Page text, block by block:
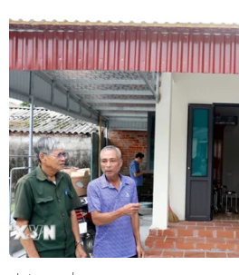
cho trẻ em tham gia
03/06/2024 02:23
Dự thảo Luật Trật tự an toàn
chỉnh lý nhiều quy định về thiết bị
tham gia giao thông và sẽ được
Kỳ họp thứ 7, Quốc hội khóa XV.